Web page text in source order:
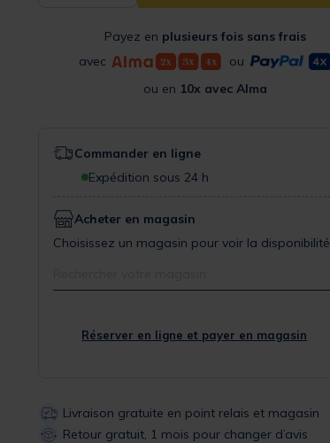
Payez en plusieurs fois sans frais
avec
ou
ou en 10x avec Alma
Commander en ligne
Expédition sous 24 h
Acheter en magasin
Choisissez un magasin pour voir la disponibilité
Réserver en ligne et payer en magasin
Livraison gratuite en point relais et magasin
Retour gratuit, 1 mois pour changer d’avis